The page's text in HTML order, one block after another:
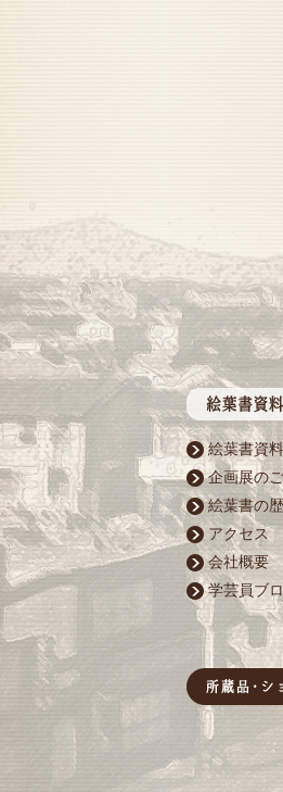
絵葉書資
企画展の
絵葉書の
アクセス
会社概要
学芸員ブ